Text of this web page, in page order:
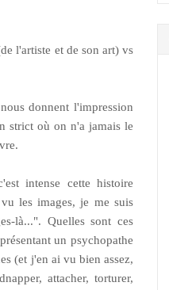
l'artiste et de son art) vs
donnent l'impression
strict où on n'a jamais le
intense cette histoire
les images, je me suis
là...". Quelles sont ces
un psychopathe
(et j'en ai vu bien assez,
attacher, torturer,